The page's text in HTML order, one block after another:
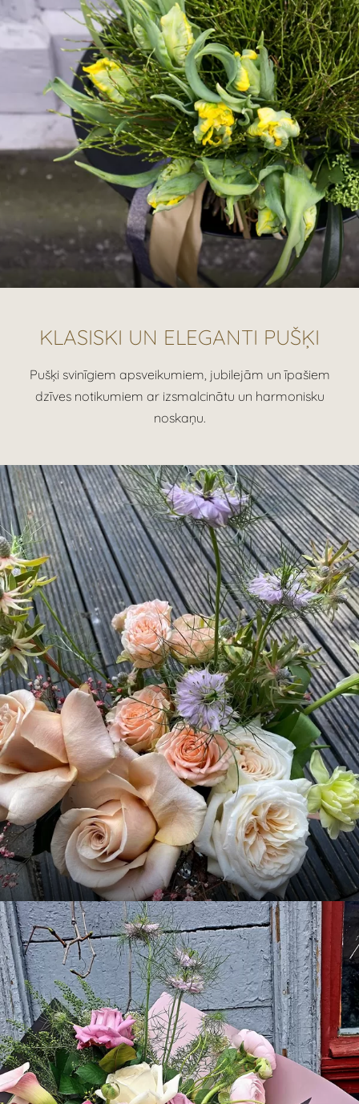
KLASISKI UN ELEGANTI PUŠĶI
Pušķi svinīgiem apsveikumiem, jubilejām un īpašiem
dzīves notikumiem ar izsmalcinātu un harmonisku
noskaņu.